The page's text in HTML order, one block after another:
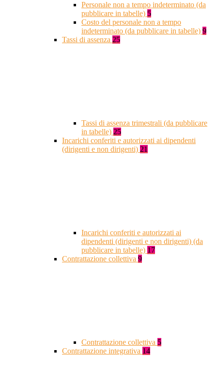
Personale non a tempo indeterminato (da
pubblicare in tabelle) 5
Costo del personale non a tempo
indeterminato (da pubblicare in tabelle) 9
Tassi di assenza 25
Tassi di assenza trimestrali (da pubblicare
in tabelle) 25
Incarichi conferiti e autorizzati ai dipendenti
(dirigenti e non dirigenti) 21
Incarichi conferiti e autorizzati ai
dipendenti (dirigenti e non dirigenti) (da
pubblicare in tabelle) 17
Contrattazione collettiva 9
Contrattazione collettiva 5
Contrattazione integrativa 14